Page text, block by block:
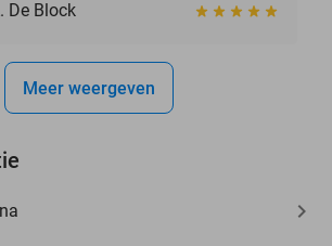
De Block
Meer weergeven